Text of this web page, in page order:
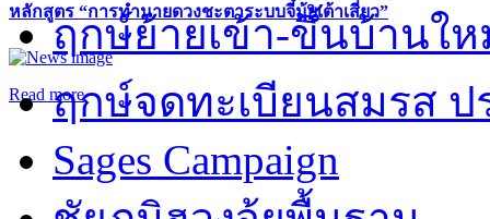
หลักสูตร “การทำนายดวงชะตาระบบจี๋มุ้ยเต้าเสี่ยว”
Read more
ฤกษ์ย้ายเข้า-ขึ้นบ้านให
ฤกษ์จดทะเบียนสมรส ป
Sages Campaign